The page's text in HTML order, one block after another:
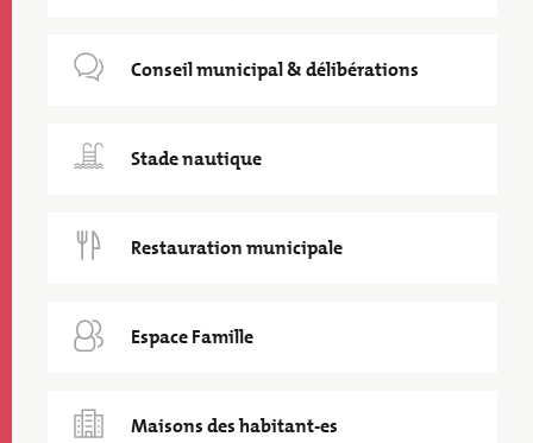
Conseil municipal & délibérations
Stade nautique
Restauration municipale
Espace Famille
Maisons des habitant-es